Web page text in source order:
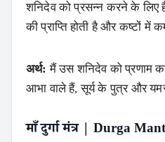
शनिदेव को प्रसन्न करने के
की प्राप्ति होती है और कष्टों में
अर्थ: मैं उस शनिदेव को प्रणाम
आभा वाले हैं, सूर्य के पुत्र और
माँ दुर्गा मंत्र | Durga